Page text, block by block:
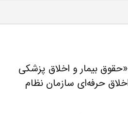
بیمار و اخلاق پزشکی
حرفه‌ای سازمان نظام